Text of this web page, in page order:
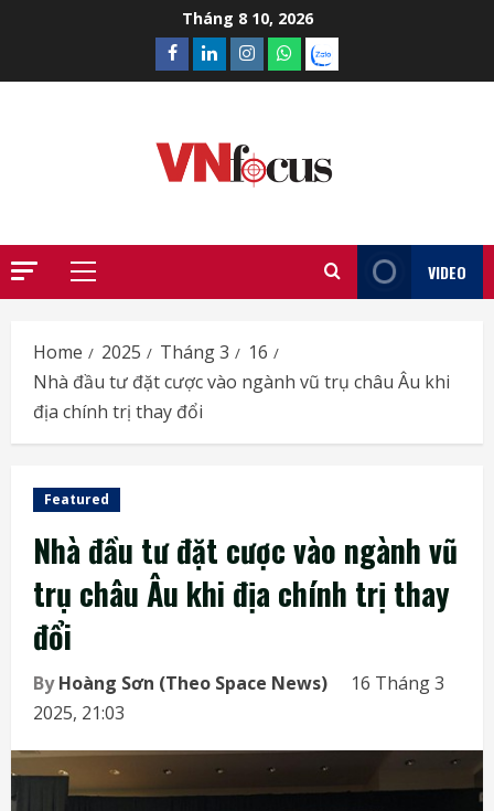
Tháng 8 10, 2026
Facebook
LinkedinInstagram
What’sapp
Zalo
Primary
VIDEO
Home 2025 Tháng 3
16
Nhà đầu tư đặt cược vào ngành vũ trụ châu Âu khi
địa chính trị thay đổi
Featured
Nhà đầu tư đặt cược vào ngành vũ
trụ châu Âu khi địa chính trị thay
đổi
ByHoàng Sơn (Theo Space News)
16 Tháng 3
2025, 21:03